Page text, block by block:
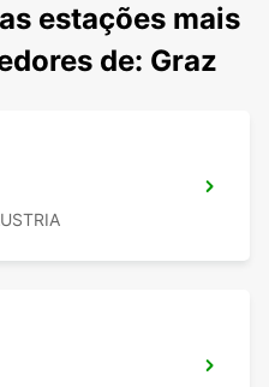
estações mais
de: Graz